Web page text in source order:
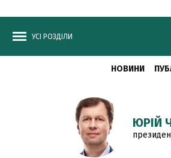
УСІ РОЗДІЛИ
НОВИНИ
ЮРІЙ